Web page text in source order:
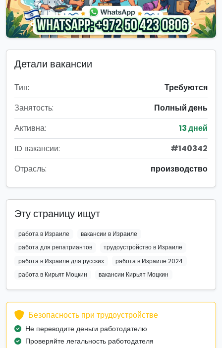
Детали вакансии
Тип:
Требуются
Занятость:
Полный день
Активна:
13 дней
ID вакансии:
#140342
Отрасль:
производство
Эту страницу ищут
работа в Израиле
вакансии в Израиле
работа для репатриантов
трудоустройство в Израиле
работа в Израиле для русских
работа в Израиле 2024
работа в Кирьят Моцкин
вакансии Кирьят Моцкин
Безопасность при трудоустройстве
Не переводите деньги работодателю
Проверяйте легальность работодателя